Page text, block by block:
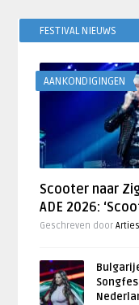
FESTIVAL NIEUWS
AANKONDIGINGEN
Scooter naar
ADE 2026:
Geschreven door